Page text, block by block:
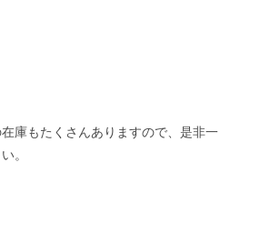
庫もたくさんありますので、是非一
。